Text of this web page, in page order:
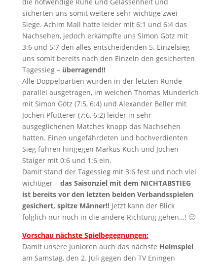
sicherten uns somit weitere sehr wichtige zwei
Siege. Achim Mall hatte leider mit 6:1 und 6:4 das
Nachsehen, jedoch erkämpfte uns Simon Götz mit
3:6 und 5:7 den alles entscheidenden 5. Einzelsieg
uns somit bereits nach den Einzeln den gesicherten
Tagessieg – überragend!!
Alle Doppelpartien wurden in der letzten Runde
parallel ausgetragen, im welchen Thomas Munderich
mit Simon Götz (7:5, 6:4) und Alexander Beller mit
Jochen Pfutterer (7:6, 6:2) leider in sehr
ausgeglichenen Matches knapp das Nachsehen
hatten. Einen ungefährdeten und hochverdienten
Sieg fuhren hingegen Markus Kuch und Jochen
Staiger mit 0:6 und 1:6 ein.
Damit stand der Tagessieg mit 3:6 fest und noch viel
wichtiger – das Saisonziel mit dem NICHTABSTIEG
ist bereits vor den letzten beiden Verbandsspielen
gesichert, spitze Männer!! Jetzt kann der Blick
folglich nur noch in die andere Richtung gehen…! 🙂
Vorschau nächste Spielbegegnungen:
Damit unsere Junioren auch das nächste Heimspiel
am Samstag, den 2. Juli gegen den TV Eningen